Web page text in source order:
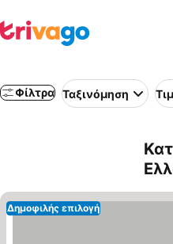
Φίλτρα Ταξινόμηση
Δημοφιλής επιλογή